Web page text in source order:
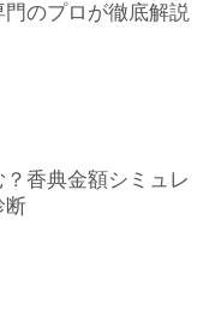
のプロが徹底解説
香典金額シミュレ
断